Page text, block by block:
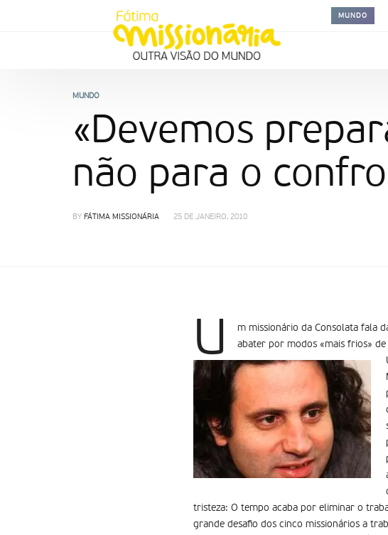
MUNDO
MUNDO
«Devemos
não para o
BY FÁTIMA MISSIONÁRIA 25 DE JANEIRO, 2010
U
m missionário da Consolata fala
abater por modos «mais frios» de
tristeza: O tempo acaba por eliminar o
grande desafio dos cinco missionários a